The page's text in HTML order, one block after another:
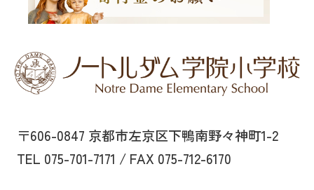
〒606-0847 京都市左京区下鴨南野々神町1-2
TEL 075-701-7171 / FAX 075-712-6170